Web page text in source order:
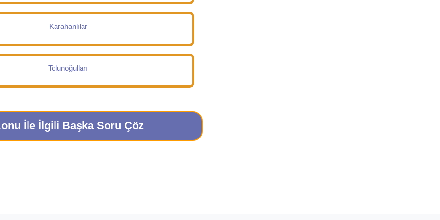
Karahanlılar
Tolunoğulları
İle İlgili Başka Soru Çöz